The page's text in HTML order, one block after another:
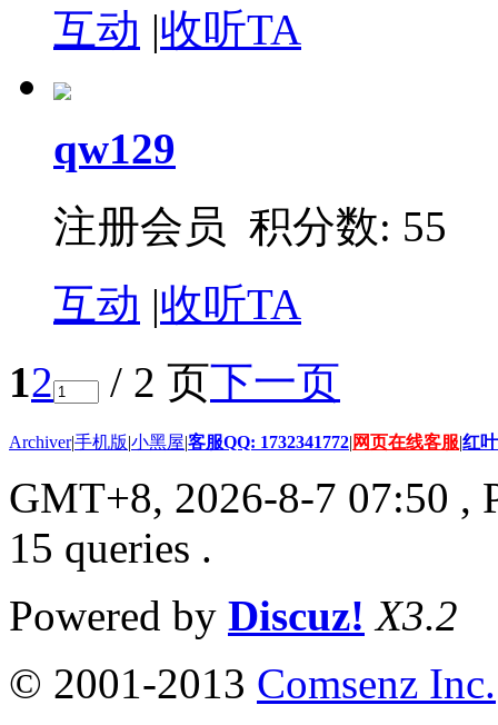
互动 |收听TA
qw129
注册会员 积分数: 55
互动 |收听TA
12 / 2 页下一页
Archiver|手机版|小黑屋|客服QQ: 1732341772| 网页在线客服|红
GMT+8, 2026-8-7 07:50 ,
15 queries .
Powered by Discuz! X3.2
© 2001-2013 Comsenz Inc.